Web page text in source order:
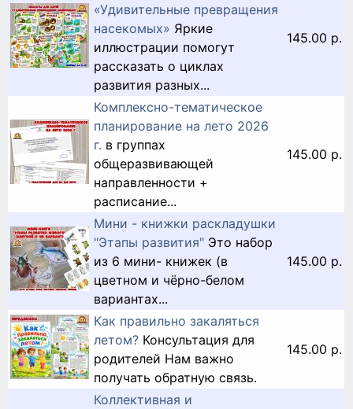
«Удивительные превращения
насекомых» Яркие
иллюстрации помогут
рассказать о циклах
развития разных...
145.00 р.
Комплексно-тематическое
планирование на лето 2026
г. в группах
общеразвивающей
направленности +
расписание...
145.00 р.
Мини - книжки раскладушки
"Этапы развития" Это набор
из 6 мини- книжек (в
цветном и чёрно-белом
вариантах...
145.00 р.
Как правильно закаляться
летом? Консультация для
родителей Нам важно
получать обратную связь.
145.00 р.
Коллективная и